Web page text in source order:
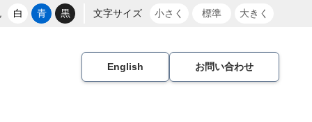
白 青 黒 文字サイズ 小さく 標準 大きく
English お問い合わせ